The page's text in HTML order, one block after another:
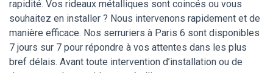
rapidité. Vos rideaux métalliques sont coincés ou vous
souhaitez en installer ? Nous intervenons rapidement et de
manière efficace. Nos serruriers à Paris 6 sont disponibles
7 jours sur 7 pour répondre à vos attentes dans les plus
bref délais. Avant toute intervention d’installation ou de